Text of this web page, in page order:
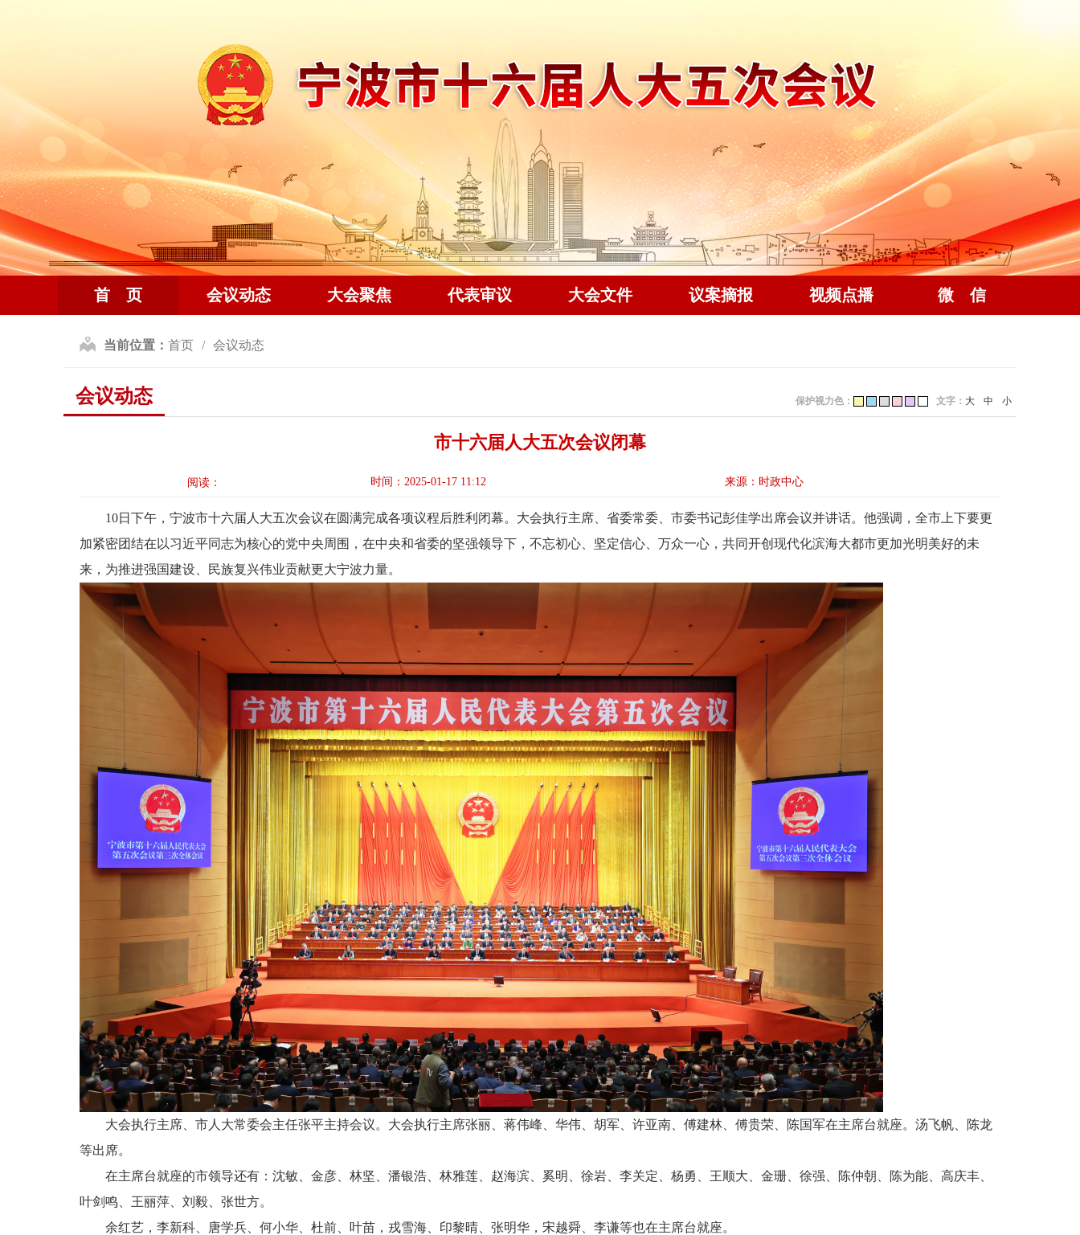
首 页 会议动态 大会聚焦 代表审议 大会文件 议案摘报 视频点播 微 信
当前位置： 首页 会议动态
会议动态 文字： 大 中 小
保护视力色：
市十六届人大五次会议闭幕
阅读： 时间：2025-01-17 11:12 来源：时政中心
10日下午，宁波市十六届人大五次会议在圆满完成各项议程后胜利闭幕。大会执行主席、省委常委、市委书记彭佳学出席会议并讲话。他强调，全市上下要更
加紧密团结在以习近平同志为核心的党中央周围，在中央和省委的坚强领导下，不忘初心、坚定信心、万众一心，共同开创现代化滨海大都市更加光明美好的未
来，为推进强国建设、民族复兴伟业贡献更大宁波力量。
大会执行主席、市人大常委会主任张平主持会议。大会执行主席张丽、蒋伟峰、华伟、胡军、许亚南、傅建林、傅贵荣、陈国军在主席台就座。汤飞帆、陈龙
等出席。
在主席台就座的市领导还有：沈敏、金彦、林坚、潘银浩、林雅莲、赵海滨、奚明、徐岩、李关定、杨勇、王顺大、金珊、徐强、陈仲朝、陈为能、高庆丰、
叶剑鸣、王丽萍、刘毅、张世方。
余红艺，李新科、唐学兵、何小华、杜前、叶苗，戎雪海、印黎晴、张明华，宋越舜、李谦等也在主席台就座。